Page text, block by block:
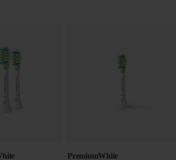
PremiumWhite